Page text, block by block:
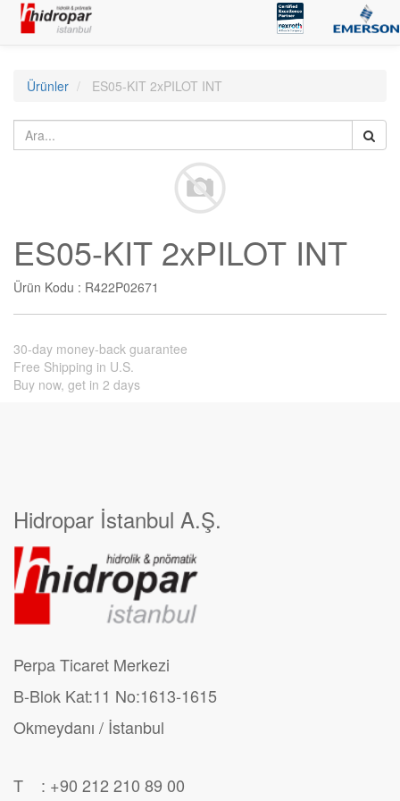
Ürünler ES05-KIT 2xPILOT INT
ES05-KIT 2xPILOT INT
Ürün Kodu : R422P02671
30-day money-back guarantee
Free Shipping in U.S.
Buy now, get in 2 days
Hidropar İstanbul A.Ş.
Perpa Ticaret Merkezi
B-Blok Kat:11 No:1613-1615
Okmeydanı / İstanbul
T : +90 212 210 89 00